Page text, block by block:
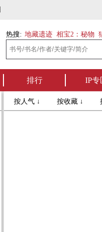
热搜: 地藏遗迹 相宝2：秘物
排行 IP专
按人气 ↓ 按收藏 ↓